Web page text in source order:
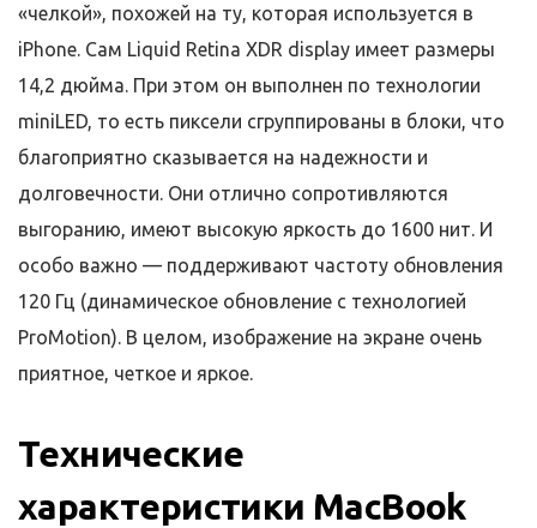
«челкой», похожей на ту, которая используется в
iPhone. Сам Liquid Retina XDR display имеет размеры
14,2 дюйма. При этом он выполнен по технологии
miniLED, то есть пиксели сгруппированы в блоки, что
благоприятно сказывается на надежности и
долговечности. Они отлично сопротивляются
выгоранию, имеют высокую яркость до 1600 нит. И
особо важно — поддерживают частоту обновления
120 Гц (динамическое обновление с технологией
ProMotion). В целом, изображение на экране очень
приятное, четкое и яркое.
Технические
характеристики MacBook